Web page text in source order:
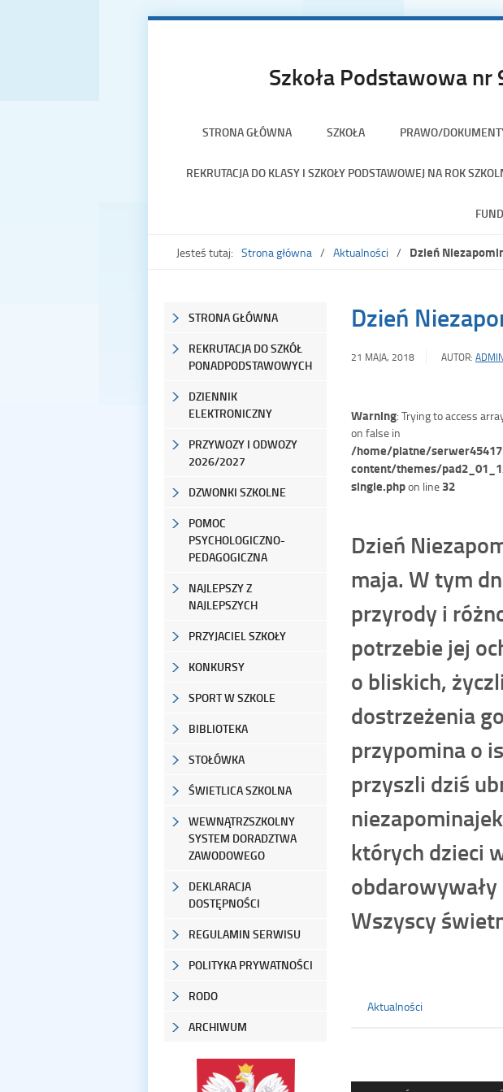
Szkoła Podstawowa
STRONA GŁÓWNA SZKOŁA PRAWO/
REKRUTACJA DO KLASY I SZKOŁY PODSTAWOWEJ NA ROK
Jesteś tutaj: Strona główna Aktualności Dzień
STRONA GŁÓWNA
REKRUTACJA DO SZKÓŁ
PONADPODSTAWOWYCH
DZIENNIK
ELEKTRONICZNY
PRZYWOZY I ODWOZY
2026/2027
DZWONKI SZKOLNE
POMOC
PSYCHOLOGICZNO-
PEDAGOGICZNA
NAJLEPSZY Z
NAJLEPSZYCH
PRZYJACIEL SZKOŁY
KONKURSY
SPORT W SZKOLE
BIBLIOTEKA
STOŁÓWKA
ŚWIETLICA SZKOLNA
WEWNĄTRZSZKOLNY
SYSTEM DORADZTWA
ZAWODOWEGO
DEKLARACJA
DOSTĘPNOŚCI
REGULAMIN SERWISU
POLITYKA PRYWATNOŚCI
RODO
ARCHIWUM
Dzień
21 MAJA, 2018 AUTOR:
Warning: Trying to access
on false in
/home/platne/
content/themes/
single.phpon line 32
Dzień
maja. W tym
przyrody i
potrzebie jej
o bliskich,
dostrzeżenia
przypomina o
przyszli
których dzieci
Wszyscy
Aktualności